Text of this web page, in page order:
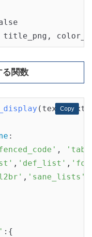
関数
Copy
Copy
(text,
:
,
, 'def_list' ,
, 'sane_lists'
:{